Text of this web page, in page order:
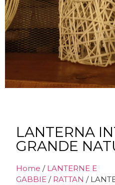
LANTERNA
GRANDE
Home / LANTERNE E
GABBIE / RATTAN /